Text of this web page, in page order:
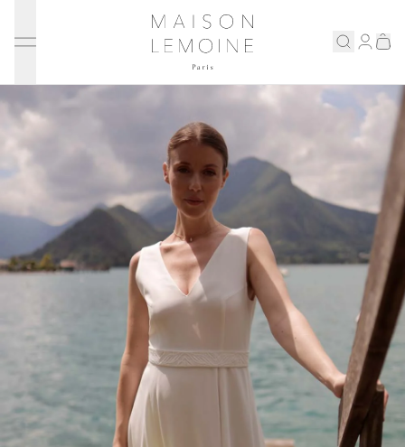
Eshop
Notre maison
Prenons rendez-vous
ENGLISH
Maison Lemoine